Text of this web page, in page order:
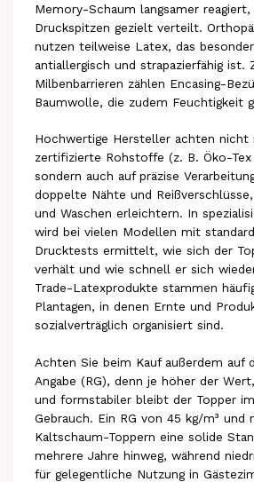
Memory-Schaum langsamer
Druckspitzen gezielt verteilt.
nutzen teilweise Latex, das
antiallergisch und strapazierfähig ist.
Milbenbarrieren zählen Encasing-
Baumwolle, die zudem Feuchtigkeit
Hochwertige Hersteller achten nicht
zertifizierte Rohstoffe (z. B. Öko-Tex
sondern auch auf präzise
doppelte Nähte und
und Waschen erleichtern. In
wird bei vielen Modellen mit
Drucktests ermittelt, wie sich der
verhält und wie schnell er sich
Trade-Latexprodukte stammen
Plantagen, in denen Ernte und
sozialverträglich organisiert sind.
Achten Sie beim Kauf außerdem auf
Angabe (RG), denn je höher der
und formstabiler bleibt der Topper
Gebrauch. Ein RG von 45 kg/m³ und
Kaltschaum-Toppern eine solide
mehrere Jahre hinweg, während
für gelegentliche Nutzung in